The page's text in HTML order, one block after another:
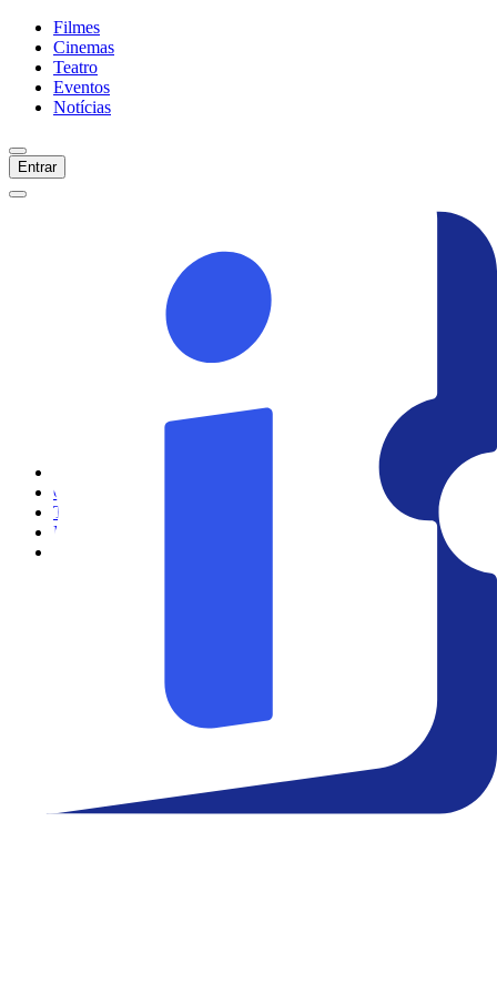
Filmes
Cinemas
Teatro
Eventos
Notícias
Entrar
Cinemas
Teatro
Eventos